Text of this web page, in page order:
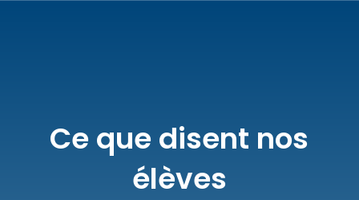
Ce que disent nos
élèves